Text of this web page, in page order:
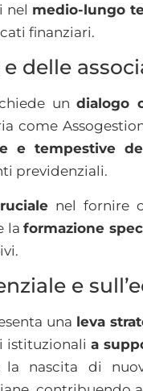
nel medio-lungo
finanziari.
delle
undialogo
come
e tempestive
previdenziali.
nel fornire
laformazione
e
una leva
istituzionali a
la nascita di